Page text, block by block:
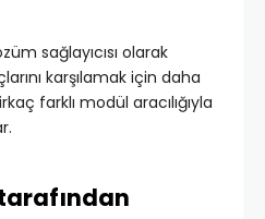
sağlayıcısı olarak
karşılamak için daha
farklı modül aracılığıyla